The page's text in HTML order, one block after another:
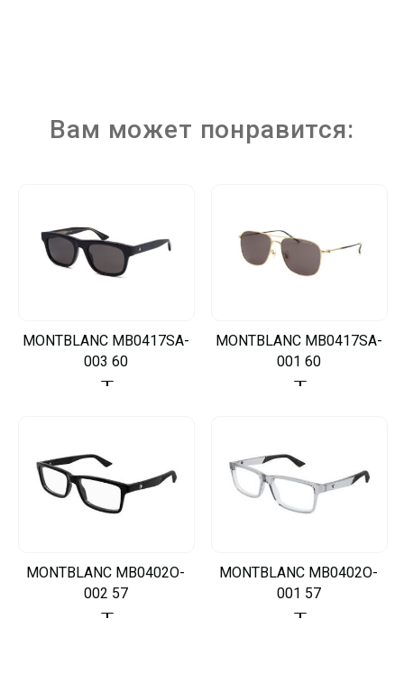
Вам может понравится:
MONTBLANC MB0417SA-
003 60
MONTBLANC MB0417SA-
001 60
MONTBLANC MB0402O-
002 57
MONTBLANC MB0402O-
001 57